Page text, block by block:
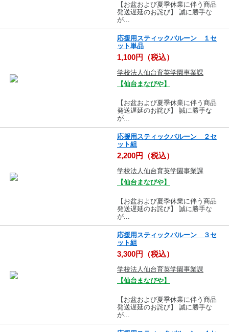
【お盆および夏季休業に伴う商品
発送遅延のお詫び】 誠に勝手な
が...
応援用スティックバルーン １セ
ット単品
1,100円（税込）
学校法人仙台育英学園事業課
【仙台まなびや】
【お盆および夏季休業に伴う商品
発送遅延のお詫び】 誠に勝手な
が...
応援用スティックバルーン ２セ
ット組
2,200円（税込）
学校法人仙台育英学園事業課
【仙台まなびや】
【お盆および夏季休業に伴う商品
発送遅延のお詫び】 誠に勝手な
が...
応援用スティックバルーン ３セ
ット組
3,300円（税込）
学校法人仙台育英学園事業課
【仙台まなびや】
【お盆および夏季休業に伴う商品
発送遅延のお詫び】 誠に勝手な
が...